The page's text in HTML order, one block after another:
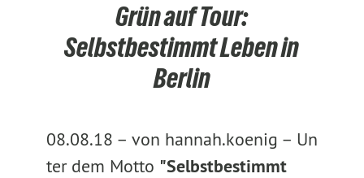
Grün auf Tour:
Selbstbestimmt Leben in
Berlin
08.08.18 – von hannah.koenig – Un
ter dem Motto "Selbstbestimmt